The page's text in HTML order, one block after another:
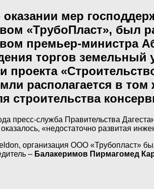
мер
«ТрубоПласт», был
премьер-министра
торгов земельный
проекта
располагается в
строительства
пресс-служба Правительства
оказалось, «недостаточно развитая
организация ООО «Трубопласт»
– Балакеримов Пирмагомед